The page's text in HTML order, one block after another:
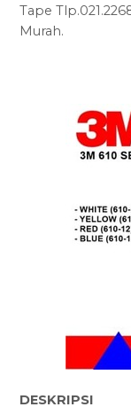
Tape
Murah.
DESKRIPSI